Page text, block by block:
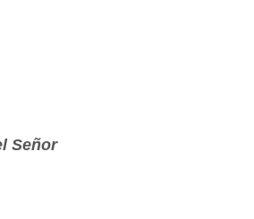
Señor